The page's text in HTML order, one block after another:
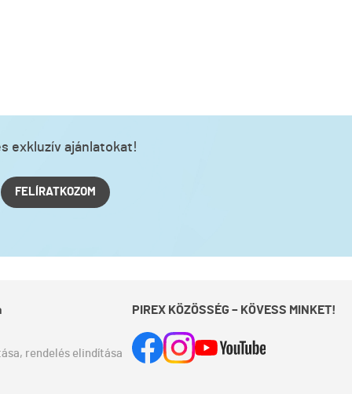
exkluzív ajánlatokat!
FELÍRATKOZOM
rendelés elindítása
PIREX KÖZÖSSÉG – KÖVESS MINKET!